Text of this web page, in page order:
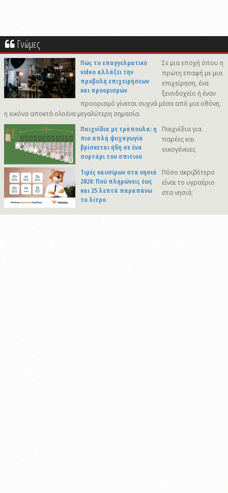
Γνώμες
Πώς το επαγγελματικό
video αλλάζει την
προβολή επιχειρήσεων
και προορισμών
Σε μια εποχή όπου η
πρώτη επαφή με μια
επιχείρηση, ένα
ξενοδοχείο ή έναν
προορισμό γίνεται συχνά μέσα από μια οθόνη,
η εικόνα αποκτά ολοένα μεγαλύτερη σημασία.
Παιχνίδια με τράπουλα: η
πιο απλή ψυχαγωγία
βρίσκεται ήδη σε ένα
συρτάρι του σπιτιού
Παιχνίδια για
παρέες και
οικογένειες
Τιμές καυσίμων στα νησιά
2026: Πού πληρώνεις έως
και 25 λεπτά παραπάνω
το λίτρο
Πόσο ακριβότερο
είναι το υγραέριο
στα νησιά;